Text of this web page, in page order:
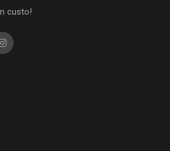
custo!